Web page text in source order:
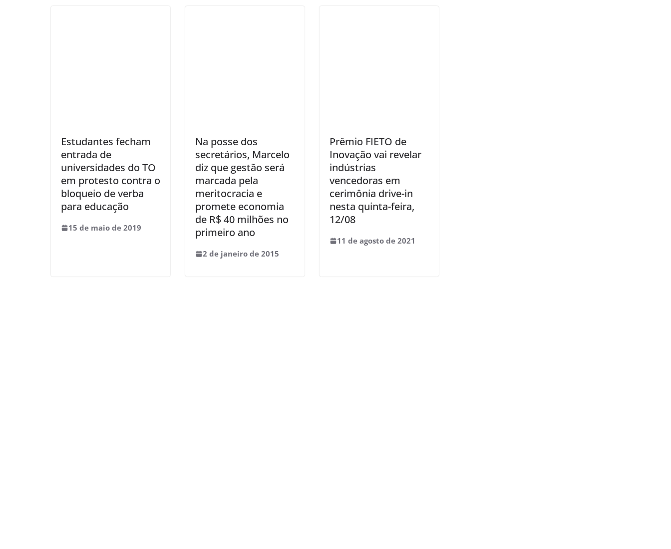
Estudantes fecham
entrada de
universidades do TO
em protesto contra o
bloqueio de verba
para educação
15 de maio de 2019
Na posse dos
secretários, Marcelo
diz que gestão será
marcada pela
meritocracia e
promete economia
de R$ 40 milhões no
primeiro ano
2 de janeiro de 2015
Prêmio FIETO de
Inovação vai revelar
indústrias
vencedoras em
cerimônia drive-in
nesta quinta-feira,
12/08
11 de agosto de 2021